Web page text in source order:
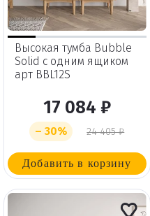
Высокая тумба Bubble
Solid с одним ящиком
арт BBL12S
17 084 ₽
– 30% 24 405 ₽
Добавить в корзину